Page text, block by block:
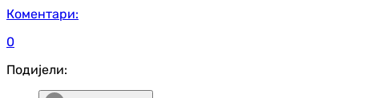
Коментари:
0
Подијели: